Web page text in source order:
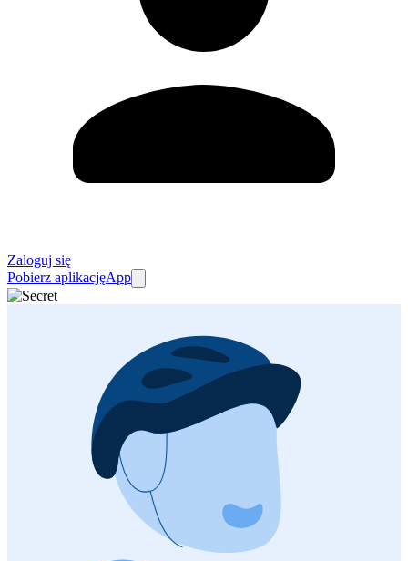
Zaloguj się
Pobierz aplikacjęApp